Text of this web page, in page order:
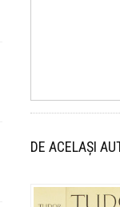
DE ACELAȘI